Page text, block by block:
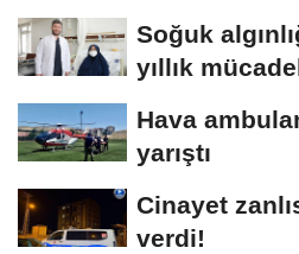
Soğuk
yıllık
Hava
yarıştı
Cinayet
verdi!